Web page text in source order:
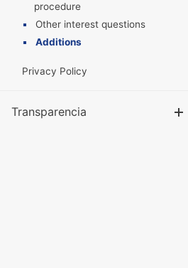
procedure
Other interest questions
Additions
Privacy Policy
Transparencia